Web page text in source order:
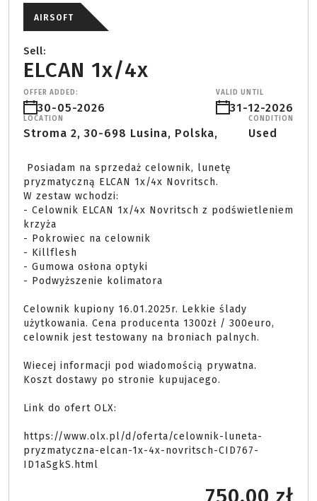
AIRSOFT
Sell:
ELCAN 1x/4x
OFFER ADDED:
30-05-2026
VALID UNTIL
31-12-2026
LOCATION
Stroma 2, 30-698 Lusina, Polska,
CONDITION
Used
pryzmatyczną ELCAN 1x/4x Novritsch.
W zestaw wchodzi:
- Celownik ELCAN 1x/4x Novritsch z podświetleniem
krzyża
- Pokrowiec na celownik
- Killflesh
- Gumowa osłona optyki
- Podwyższenie kolimatora
Celownik kupiony 16.01.2025r. Lekkie ślady
użytkowania. Cena producenta 1300zł / 300euro,
celownik jest testowany na broniach palnych.
Wiecej informacji pod wiadomością prywatna.
Koszt dostawy po stronie kupujacego.
Link do ofert OLX:
https://www.olx.pl/d/oferta/celownik-luneta-
pryzmatyczna-elcan-1x-4x-novritsch-CID767-
ID1aSgkS.html